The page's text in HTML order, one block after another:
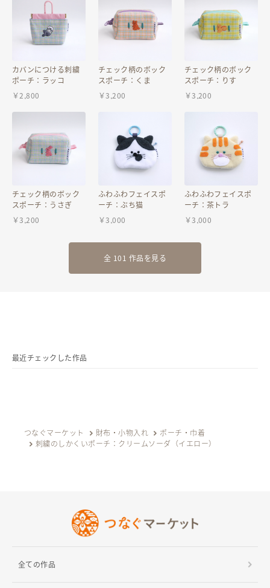
カバンにつける刺繍
ポーチ：ラッコ
￥2,800
チェック柄のボック
スポーチ：くま
￥3,200
チェック柄のボック
スポーチ：りす
￥3,200
チェック柄のボック
スポーチ：うさぎ
￥3,200
ふわふわフェイスポ
ーチ：ぶち猫
￥3,000
ふわふわフェイスポ
ーチ：茶トラ
￥3,000
全 101 作品を見る
最近チェックした作品
つなぐマーケット 財布・小物入れ
ポーチ・巾着
刺繍のしかくいポーチ：クリームソーダ（イエロー）
全ての作品